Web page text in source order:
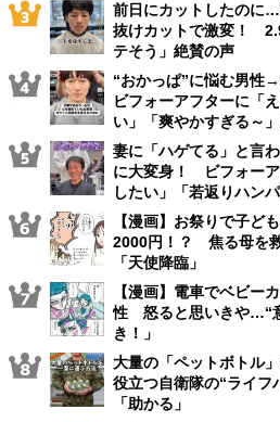
前日にカットしたのに
抜けカットで激変！
テそう」絶賛の声
“おかっぱ”に悩む男性
ビフォーアフターに「
い」「爽やかすぎる～
妻に「ハゲてる」と言
に大変身！ ビフォー
したい」「若返りハンパ
【漫画】お祭りで子ど
2000円！？ 焦る母を
「天使降臨」
【漫画】電車でベビー
性 怒ると思いきや…“
き！」
大量の「ペットボトル
役立つ自衛隊の“ライフ
「助かる」